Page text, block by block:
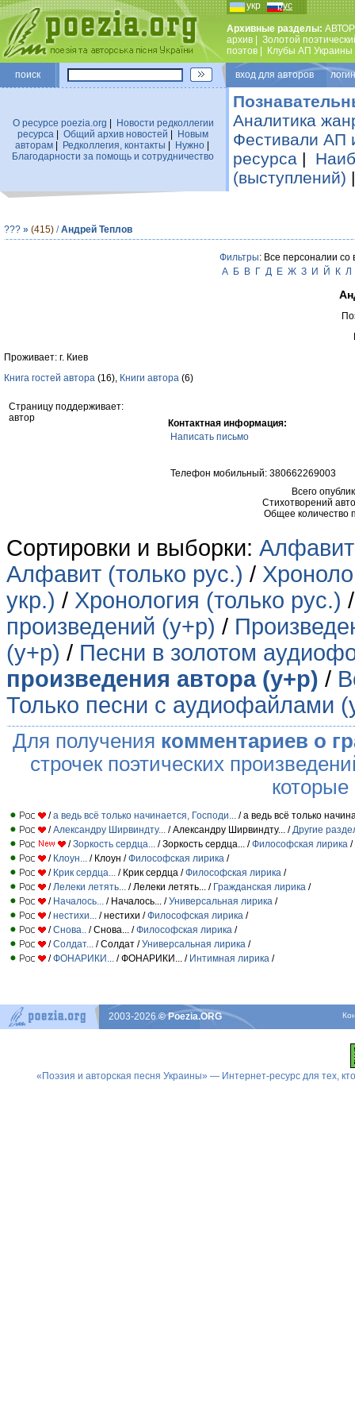
укр рус
Архивные разделы:
архив
Золотой
поэтов
Клубы АП Украины
поиск вход для авторов
О ресурсе poezia.org
Новости редколлегии
ресурса
Общий архив новостей
Новым
авторам| Редколлегия, контакты Нужно|
Благодарности за помощь и сотрудничество
Аналитика
Фестивали АП
ресурса |
(выступлений)
??? » (415) /Андрей Теплов
Фильтры: Все персоналии со
А
Б В Г Д Е Ж З И Й К Л
Проживает: г. Киев
Книга гостей автора (16), Книги автора (6)
Страницу поддерживает:
автор
Контактная информация:
Написать письмо
Телефон мобильный: 380662269003
Всего
Стихотворений
Общее количество
Сортировки и выборки:
Алфавит (только рус.) /
укр.) / Хронология (только рус.)
произведений (у+р) /
(у+р) / Песни в золотом
произведения автора (у+р) /
Только песни с аудиофайлами
Для получения комментариев о
строчек поэтических
/а ведь всё только начинается, Господи...
/ а ведь всё только
/Александру Ширвиндту... / Александру Ширвиндту... / Другие
/Зоркость сердца... / Зоркость сердца... /Философская лирика /
/ Клоун... / Клоун /Философская лирика /
/ Крик сердца... / Крик сердца /Философская лирика /
/ Лелеки летять... / Лелеки летять... / Гражданская лирика /
/ Началось... / Началось... /Универсальная лирика /
/нестихи... / нестихи /Философская лирика /
/Снова.. / Снова... /Философская лирика /
/Солдат... / Солдат /Универсальная лирика /
/ФОНАРИКИ... / ФОНАРИКИ... / Интимная лирика /
2003-2026© Poezia.ORG
«Поэзия и авторская песня Украины» — Интернет-ресурс для тех,